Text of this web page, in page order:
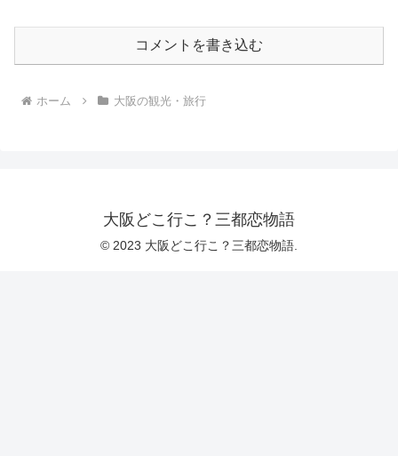
コメントを書き込む
ホーム 大阪の観光・旅行
大阪どこ行こ？三都恋物語
© 2023 大阪どこ行こ？三都恋物語.